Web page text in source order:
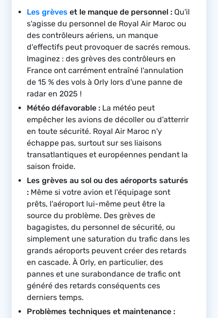
Les grèves et le manque de personnel : Qu'il
s'agisse du personnel de Royal Air Maroc ou
des contrôleurs aériens, un manque
d'effectifs peut provoquer de sacrés remous.
Imaginez : des grèves des contrôleurs en
France ont carrément entraîné l'annulation
de 15 % des vols à Orly lors d'une panne de
radar en 2025 !
Météo défavorable : La météo peut
empêcher les avions de décoller ou d'atterrir
en toute sécurité. Royal Air Maroc n'y
échappe pas, surtout sur ses liaisons
transatlantiques et européennes pendant la
saison froide.
Les grèves au sol ou des aéroports saturés
: Même si votre avion et l'équipage sont
prêts, l'aéroport lui-même peut être la
source du problème. Des grèves de
bagagistes, du personnel de sécurité, ou
simplement une saturation du trafic dans les
grands aéroports peuvent créer des retards
en cascade. À Orly, en particulier, des
pannes et une surabondance de trafic ont
généré des retards conséquents ces
derniers temps.
Problèmes techniques et maintenance :